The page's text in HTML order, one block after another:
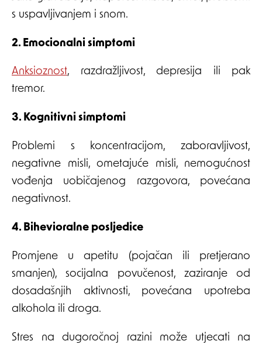
s uspavljivanjem i snom.
2. Emocionalni simptomi
Anksioznost, razdražljivost, depresija ili pak
tremor.
3. Kognitivni simptomi
Problemi s koncentracijom, zaboravljivost,
negativne misli, ometajuće misli, nemogućnost
vođenja uobičajenog razgovora, povećana
negativnost.
4. Bihevioralne posljedice
Promjene u apetitu (pojačan ili pretjerano
smanjen), socijalna povučenost, zaziranje od
dosadašnjih aktivnosti, povećana upotreba
alkohola ili droga.
Stres na dugoročnoj razini može utjecati na